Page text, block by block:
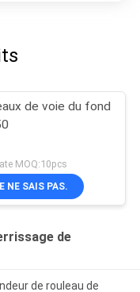
de voie du fond
MOQ:10pcs
NE SAIS PAS.
de
de rouleau de